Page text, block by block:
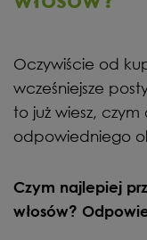
Oczywiście od
wcześniejsze
to już wiesz,
odpowiedniego
Czym najlepiej
włosów?